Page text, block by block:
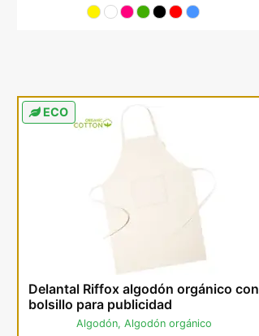
ECO
Delantal Riffox algodón orgánico con
bolsillo para publicidad
Algodón, Algodón orgánico